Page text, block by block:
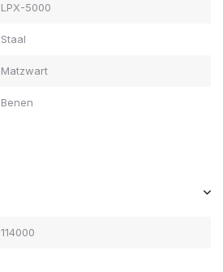
LPX-5000
Staal
Matzwart
Benen
114000